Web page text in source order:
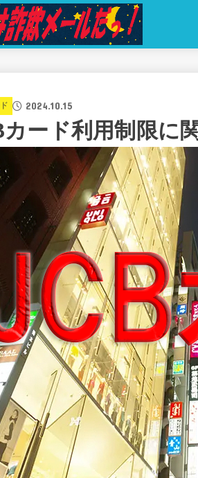
2024.10.15
ード利⽤制限に